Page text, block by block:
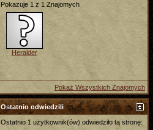
Pokazuje 1 z 1 Znajomych
Heralder
Pokaż Wszystkich Znajomych
Ostatnio odwiedzili
Ostatnio 1 użytkownik(ów) odwiedziło tą stronę: